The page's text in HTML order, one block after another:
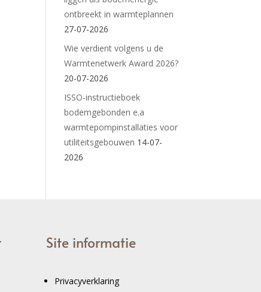
ontbreekt in warmteplannen
27-07-2026
Wie verdient volgens u de
Warmtenetwerk Award 2026?
20-07-2026
ISSO-instructieboek
bodemgebonden e.a
warmtepompinstallaties voor
utiliteitsgebouwen 14-07-
2026
Site informatie
Privacyverklaring